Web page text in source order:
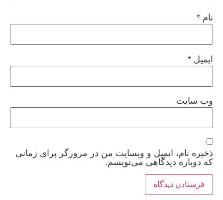
نام *
ایمیل *
وب‌ سایت
ذخیره نام، ایمیل و وبسایت من در مرورگر برای زمانی
که دوباره دیدگاهی می‌نویسم.